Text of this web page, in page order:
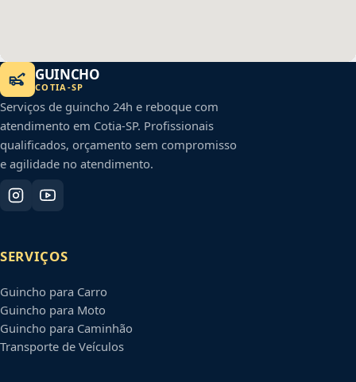
GUINCHO
COTIA -SP
Serviços de guincho 24h e reboque com
atendimento em Cotia-SP. Profissionais
qualificados, orçamento sem compromisso
e agilidade no atendimento.
SERVIÇOS
Guincho para Carro
Guincho para Moto
Guincho para Caminhão
Transporte de Veículos